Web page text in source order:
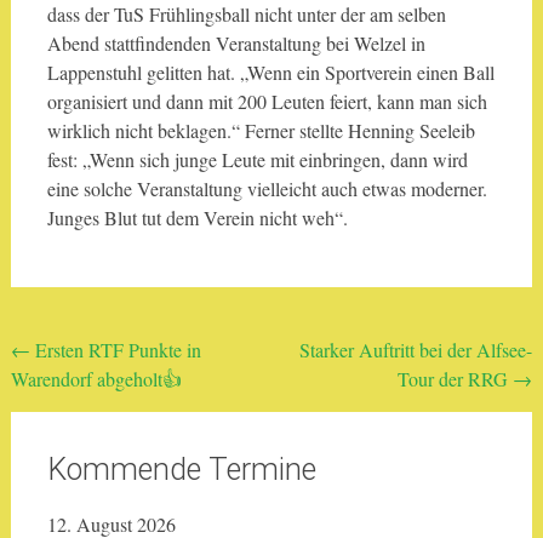
dass der TuS Frühlingsball nicht unter der am selben
Abend stattfindenden Veranstaltung bei Welzel in
Lappenstuhl gelitten hat. „Wenn ein Sportverein einen Ball
organisiert und dann mit 200 Leuten feiert, kann man sich
wirklich nicht beklagen.“ Ferner stellte Henning Seeleib
fest: „Wenn sich junge Leute mit einbringen, dann wird
eine solche Veranstaltung vielleicht auch etwas moderner.
Junges Blut tut dem Verein nicht weh“.
Beitragsnavigation
← Ersten RTF Punkte in
Warendorf abgeholt👍
Starker Auftritt bei der Alfsee-
Tour der RRG →
Kommende Termine
12. August 2026